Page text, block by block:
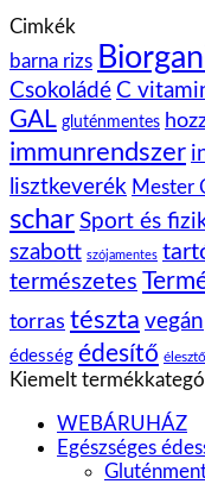
Cimkék
barna rizs
Csokoládé C
GAL gluténmentes
immunrendszer
lisztkeverék Mester
schar Sport és
szabott szójamentes
természetes
torras tészta vegán
édesség édesítő
Kiemelt
WEBÁRUHÁZ
Egészséges